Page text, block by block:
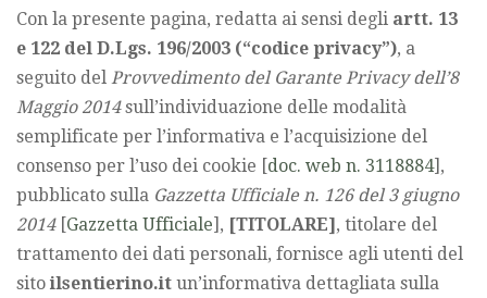
Con la presente pagina, redatta ai sensi degli artt. 13
e 122 del D.Lgs. 196/2003 (“codice privacy”), a
seguito del Provvedimento del Garante Privacy dell’8
Maggio 2014sull’individuazione delle modalità
semplificate per l’informativa e l’acquisizione del
consenso per l’uso dei cookie [doc. web n. 3118884],
pubblicato sulla Gazzetta Ufficiale n. 126 del 3 giugno
2014[Gazzetta Ufficiale], [TITOLARE], titolare del
trattamento dei dati personali, fornisce agli utenti del
sito ilsentierino.it un’informativa dettagliata sulla